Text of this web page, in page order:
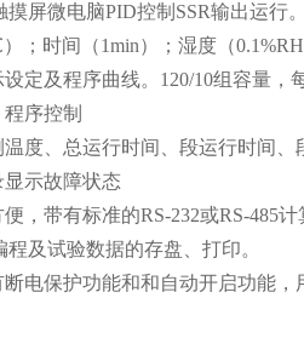
屏微电脑PID控制SSR输出运行。
；时间（1min）；湿度（0.1%RH
定及程序曲线。120/10组容量，
序控制
度、总运行时间、段运行时间
显示故障状态
，带有标准的RS-232或RS-485
及试验数据的存盘、打印。
电保护功能和和自动开启功能